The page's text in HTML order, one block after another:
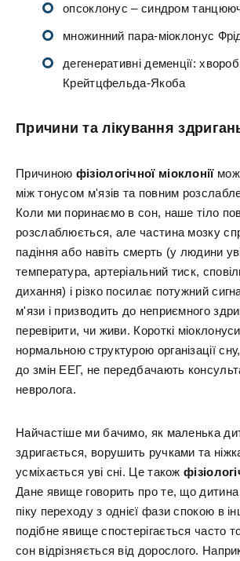
опсоклонус – синдром
множинний пара-міоклонус
дегенеративні деменції:
Крейтцфельда-Якоба
Причини та лікування
Причиною фізіологічної міоклонії
між тонусом м'язів та повним
Коли ми поринаємо в сон, наше тіло
розслаблюється, але частина мозку
падіння або навіть смерть (у людини
температура, артеріальний тиск,
дихання) і різко посилає потужний
м'язи і призводить до неприємного
перевірити, чи живи. Короткі
нормальною структурою організації
до змін ЕЕГ, не передбачають
невролога.
Найчастіше ми бачимо, як маленька
здригається, ворушить ручками та
усміхається уві сні. Це також
Дане явище говорить про те, що
піку переходу з однієї фази спокою в
подібне явище спостерігається часто
сон відрізняється від дорослого.